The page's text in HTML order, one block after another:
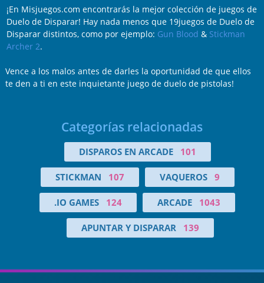
¡En Misjuegos.com encontrarás la mejor colección de juegos de
Duelo de Disparar! Hay nada menos que 19juegos de Duelo de
Disparar distintos, como por ejemplo: Gun Blood & Stickman
Archer 2.
Vence a los malos antes de darles la oportunidad de que ellos
te den a ti en este inquietante juego de duelo de pistolas!
Categorías relacionadas
DISPAROS EN ARCADE 101
STICKMAN 107 VAQUEROS 9
.IO GAMES 124 ARCADE 1043
APUNTAR Y DISPARAR 139